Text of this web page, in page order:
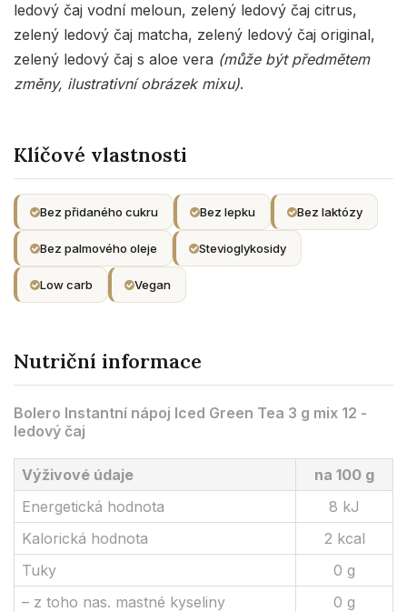
ledový čaj vodní meloun, zelený ledový čaj citrus,
zelený ledový čaj matcha, zelený ledový čaj original,
zelený ledový čaj s aloe vera (může být předmětem
změny, ilustrativní obrázek mixu).
Klíčové vlastnosti
Bez přidaného cukru Bez lepku Bez laktózy
Bez palmového oleje Stevioglykosidy
Low carb Vegan
Nutriční informace
Bolero Instantní nápoj Iced Green Tea 3 g mix 12 -
ledový čaj
Výživové údaje
na 100 g
Energetická hodnota
8 kJ
Kalorická hodnota
2 kcal
Tuky
0 g
– z toho nas. mastné kyseliny
0 g